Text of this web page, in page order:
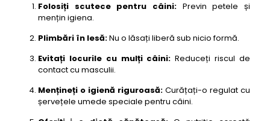
Folosiți scutece pentru câini: Previn petele și
mențin igiena.
Plimbări în lesă:Nu o lăsați liberă sub nicio formă.
Evitați locurile cu mulți câini: Reduceți riscul de
contact cu masculii.
Mențineți o igienă riguroasă: Curățați-o regulat cu
șervețele umede speciale pentru câini.